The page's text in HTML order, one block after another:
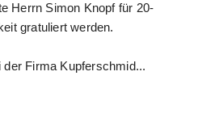
Herrn Simon Knopf für 20-
gratuliert werden.
Firma Kupferschmid...